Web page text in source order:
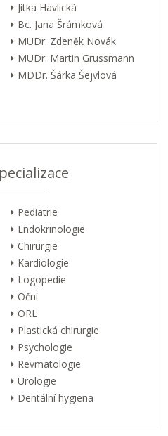
Jitka Havlická
Bc. Jana Šrámková
MUDr. Zdeněk Novák
MUDr. Martin Grussmann
MDDr. Šárka Šejvlová
Pediatrie
Endokrinologie
Chirurgie
Kardiologie
Logopedie
Oční
ORL
Plastická chirurgie
Psychologie
Revmatologie
Urologie
Dentální hygiena